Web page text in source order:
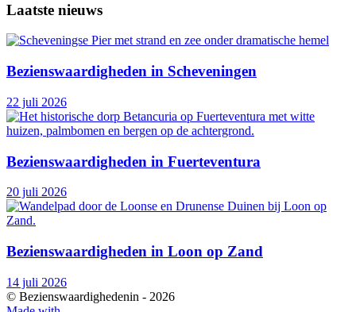
Laatste nieuws
Bezienswaardigheden in Scheveningen
22 juli 2026
Bezienswaardigheden in Fuerteventura
20 juli 2026
Bezienswaardigheden in Loon op Zand
14 juli 2026
© Bezienswaardighedenin - 2026